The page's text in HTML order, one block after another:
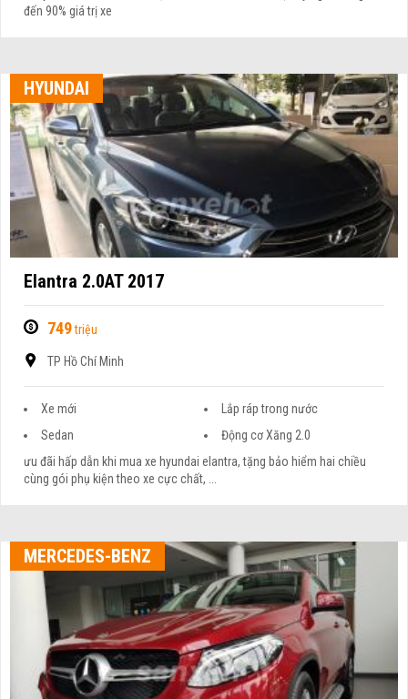
đến 90% giá trị xe
HYUNDAI
Elantra 2.0AT 2017
749triệu
TP Hồ Chí Minh
Xe mới
Lắp ráp trong nước
Sedan
Động cơ Xăng 2.0
ưu đãi hấp dẫn khi mua xe hyundai elantra, tặng bảo hiểm hai chiều
cùng gói phụ kiện theo xe cực chất, ...
MERCEDES-BENZ